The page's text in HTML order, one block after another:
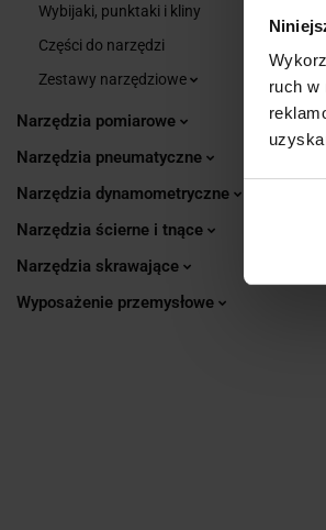
ruch w
Wybijaki, punktaki i kliny
Części do narzędzi
Zestawy narzędziowe
Narzędzia pomiarowe
Narzędzia pneumatyczne
Narzędzia dynamometryczne
Narzędzia ścierne i tnące
Narzędzia skrawające
Wyposażenie przemysłowe